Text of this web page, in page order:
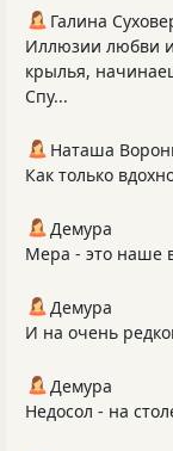
Галина
Иллюзии любви
крылья,
Спу...
Наташа
Как только
Демура
Мера - это наше
Демура
И на очень
Демура
Недосол - на